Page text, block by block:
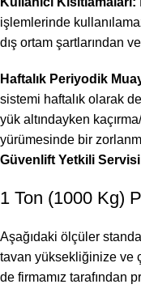
işlemlerinde
dış ortam şartlarından
Haftalık Periyodik
sistemi haftalık olarak
yük altındayken
yürümesinde bir
Güvenlift Yetkili Servisi
1 Ton (1000 Kg)
Aşağıdaki ölçüler
tavan yüksekliğinize ve
de firmamız tarafından